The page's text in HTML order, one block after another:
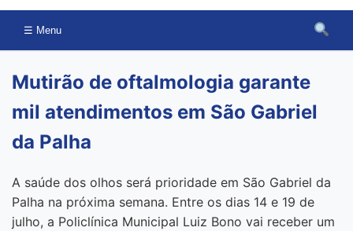
☰ Menu
Mutirão de oftalmologia garante
mil atendimentos em São Gabriel
da Palha
A saúde dos olhos será prioridade em São Gabriel da
Palha na próxima semana. Entre os dias 14 e 19 de
julho, a Policlínica Municipal Luiz Bono vai receber um